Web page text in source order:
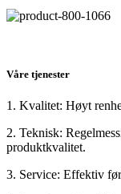
Våre tjenester
1. Kvalitet: Høyt
2. Teknisk:
produktkvalitet.
3. Service: Effektiv